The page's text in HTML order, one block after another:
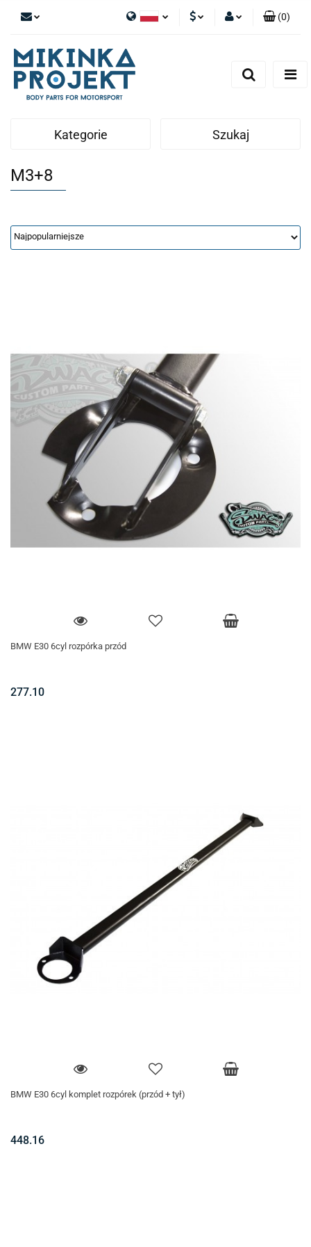
Polski
English
(0)
Kategorie Szukaj
M3+8
BMW E30 6cyl rozpórka przód
277.10
BMW E30 6cyl komplet rozpórek (przód + tył)
448.16